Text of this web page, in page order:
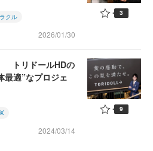
クル
2026/01/30
3
トリドールHDの
最適”なプロジェ
2024/03/14
9